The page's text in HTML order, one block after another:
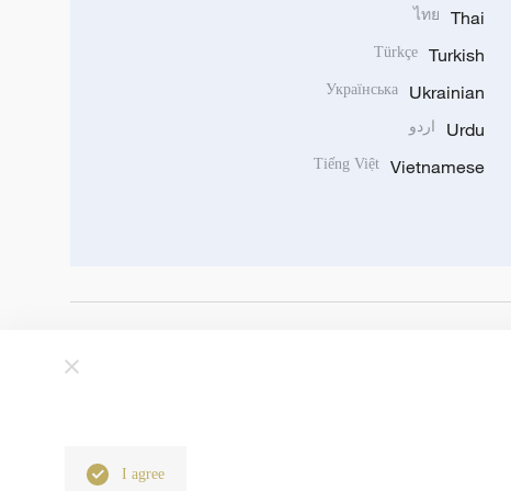
Thai
ไทย
Turkish
Türkçe
Ukrainian
Українська
Urdu اردو
Vietnamese
Tiếng Việt
I agree